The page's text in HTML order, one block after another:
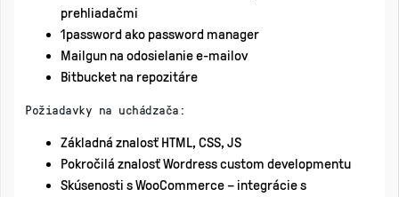
prehliadačmi
1password ako password manager
Mailgun na odosielanie e-mailov
Bitbucket na repozitáre
Požiadavky na uchádzača:
Základná znalosť HTML, CSS, JS
Pokročilá znalosť Wordress custom developmentu
Skúsenosti s WooCommerce – integrácie s